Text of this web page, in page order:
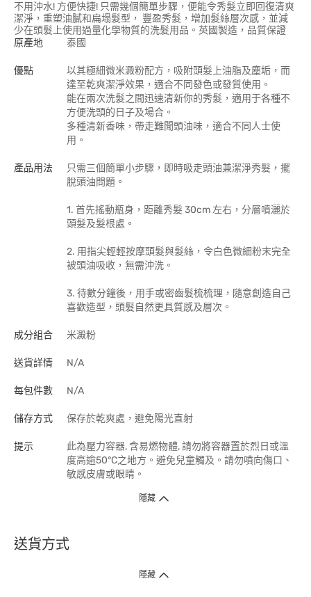
不用沖水! 方便快捷! 只需幾個簡單步驟，便能令秀髮立即回復清爽
潔淨，重塑油膩和扁塌髮型， 豐盈秀髮，增加髮絲層次感，並減
少在頭髮上使用過量化學物質的洗髮用品。英國製造，品質保證
原產地
泰國
優點
以其極細微米澱粉配方，吸附頭髮上油脂及塵垢，而
達至乾爽潔淨效果，適合不同發色或發質使用。
能在兩次洗髮之間迅速清新你的秀髮，適用于各種不
方便洗頭的日子及場合。
多種清新香味，帶走難聞頭油味，適合不同人士使
用。
產品用法
只需三個簡單小步驟，即時吸走頭油兼潔淨秀髮，擺
脫頭油問題。
1. 首先搖動瓶身，距離秀髮 30cm 左右，分層噴灑於
頭髮及髮根處。
2. 用指尖輕輕按摩頭髮與髮絲，令白色微細粉末完全
被頭油吸收，無需沖洗。
3. 待數分鐘後，用手或密齒髮梳梳理，隨意創造自己
喜歡造型，頭髮自然更具質感及層次。
成分組合 米澱粉
送貨詳情 N/A
每包件數 N/A
儲存方式 保存於乾爽處，避免陽光直射
提示
此為壓力容器, 含易燃物體, 請勿將容器置於烈日或溫
度高逾50°C之地方。避免兒童觸及。請勿噴向傷口、
敏感皮膚或眼睛。
隱藏
送貨方式
1. 送貨到府（受衛生署條例規管產品除外 ）
隱藏